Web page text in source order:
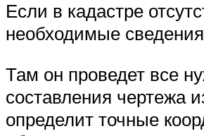
Если в кадастре
необходимые сведения
Там он проведет все
составления чертежа
определит точные